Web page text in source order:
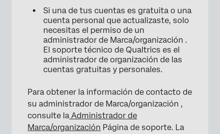
Si una de tus cuentas es gratuita o una
cuenta personal que actualizaste, solo
necesitas el permiso de un
administrador de Marca/organización .
El soporte técnico de Qualtrics es el
administrador de organización de las
cuentas gratuitas y personales.
Para obtener la información de contacto de
su administrador de Marca/organización ,
consulte la Administrador de
Marca/organización Página de soporte. La